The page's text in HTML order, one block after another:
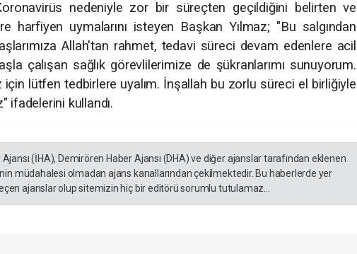
nedeniyle zor bir süreçten geçildiğini belirten ve
harfiyen uymalarını isteyen Başkan Yılmaz; "Bu salgından
Allah'tan rahmet, tedavi süreci devam edenlere acil
çalışan sağlık görevlilerimize de şükranlarımı sunuyorum.
lütfen tedbirlere uyalım. İnşallah bu zorlu süreci el birliğiyle
ifadelerini kullandı.
(İHA), Demirören Haber Ajansı (DHA) ve diğer ajanslar tarafından eklenen
müdahalesi olmadan ajans kanallarından çekilmektedir. Bu haberlerde yer
ajanslar olup sitemizin hiç bir editörü sorumlu tutulamaz...